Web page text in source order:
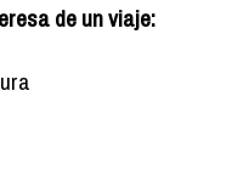
de un viaje: